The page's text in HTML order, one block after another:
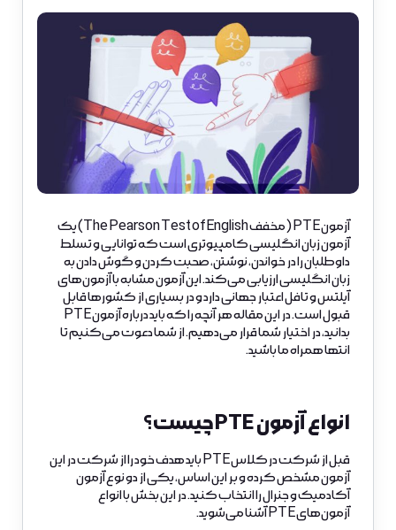
آزمون PTE (مخفف The Pearson Test of English) یک
آزمون زبان انگلیسی کامپیوتری است که توانایی و تسلط
داوطلبان را در خواندن، نوشتن، صحبت کردن و گوش دادن به
زبان انگلیسی ارزیابی می‌کند. این آزمون مشابه با آزمون‌های
آیلتس و تافل اعتبار جهانی دارد و در بسیاری از کشورها قابل
قبول است. در این مقاله هر آنچه را که باید درباره آزمون PTE
بدانید، در اختیار شما قرار می‌دهیم. از شما دعوت می‌کنیم تا
انتها همراه ما باشید.
انواع آزمون PTE چیست؟
قبل از شرکت در کلاس PTE باید هدف خود را از شرکت در این
آزمون مشخص کرده و بر این اساس، یکی از دو نوع آزمون
آکادمیک و جنرال را انتخاب کنید. در این بخش با انواع
آزمون‌های PTE آشنا می‌شوید.